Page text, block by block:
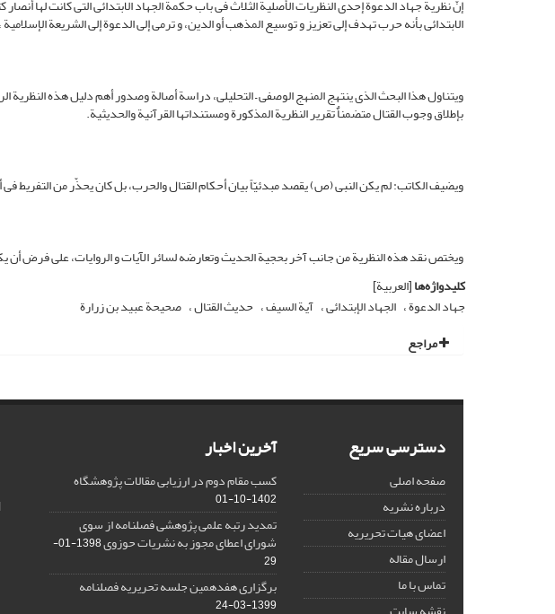
إنّ نظریة جهاد الدعوة إحدی النظریات الأصلیة الثلاث فی باب حکمة الجهاد الابتدائی التی کانت لها
الابتدائی بأنه حرب تهدف إلی تعزیز و توسیع المذهب أو الدین، و ترمی إلی الدعوة إلی الشریعة
ویتناول هذا البحث الذی ینتهج المنهج الوصفی – التحلیلی، دراسة أصالة وصدور أهم دلیل هذه النظریة
بإطلاق وجوب القتال متضمناٌ تقریر النظریة المذکورة ومستنداتها القرآنیة والحدیثیة.
ویضیف الکاتب: لم یکن النبی (ص) یقصد مبدئیّاً بیان أحکام القتال والحرب، بل کان یحذّر من التفریط
ویختص نقد هذه النظریة من جانب آخر بحجیة الحدیث وتعارضه لسائر الآیات و الروایات، علی فرض أن
کلیدواژه‌ها[العربیة]
جهاد الدعوة الجهاد الإبتدائی آیة السیف حدیث القتال صحیحة عبید بن زرارة
مراجع
دسترسی سریع
صفحه اصلی
درباره نشریه
اعضای هیات تحریریه
ارسال مقاله
تماس با ما
آخرین اخبار
کسب مقام دوم در ارزیابی مقالات پژوهشگاه
1402-10-01
تمدید رتبه علمی پژوهشی فصلنامه از سوی
شورای اعطای مجوز به نشریات حوزوی
1398-01-
29
برگزاری هفدهمین جلسه تحریریه فصلنامه
1399-03-24